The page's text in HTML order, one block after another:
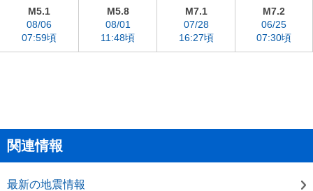
M5.1
08/06
07:59頃
M5.8
08/01
11:48頃
M7.1
07/28
16:27頃
M7.2
06/25
07:30頃
関連情報
最新の地震情報